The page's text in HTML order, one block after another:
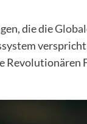
die die
Revolutionären